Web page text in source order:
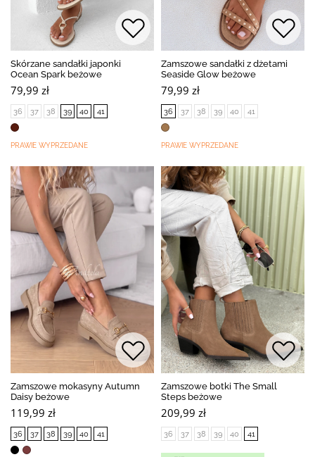
Skórzane sandałki japonki
Ocean Spark beżowe
79,99 zł
36 37 38 39 40 41
PRAWIE WYPRZEDANE
Zamszowe sandałki z dżetami
Seaside Glow beżowe
79,99 zł
36 37 38 39 40 41
PRAWIE WYPRZEDANE
Zamszowe mokasyny Autumn
Daisy beżowe
119,99 zł
36 37 38 39 40 41
Zamszowe botki The Small
Steps beżowe
209,99 zł
36 37 38 39 40 41